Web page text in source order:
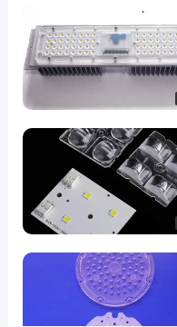
Lens
06-25
#
lampy
LED
Soczewka
LED SMD
#
soczewka
ledowa o